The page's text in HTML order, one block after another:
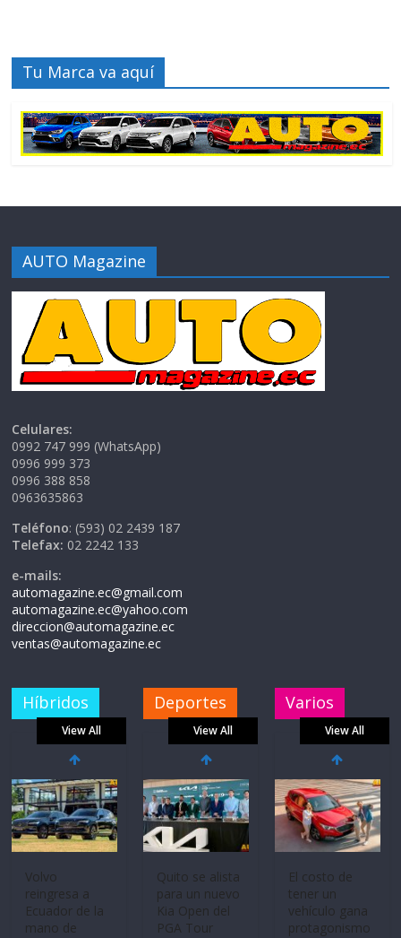
Tu Marca va aquí
AUTO Magazine
Celulares:
0992 747 999 (WhatsApp)
0996 999 373
0996 388 858
0963635863
Teléfono: (593) 02 2439 187
Telefax: 02 2242 133
e-mails:
automagazine.ec@gmail.com
automagazine.ec@yahoo.com
direccion@automagazine.ec
ventas@automagazine.ec
Híbridos
View All
Mercado
automotor
nacional cierra
su mejor 1er
Deportes
View All
La FEDAK
recibe 12
Sinotruk
Bolden para
Varios
View All
Ultima película
‘Spider‑Man:
Brand New
Day’ pone en